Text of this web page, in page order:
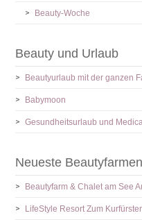
Beauty-Woche
Beauty und Urlaub
Beautyurlaub mit der ganzen
Babymoon
Gesundheitsurlaub und
Neueste Beautyfarmen
Beautyfarm & Chalet am See
LifeStyle Resort Zum